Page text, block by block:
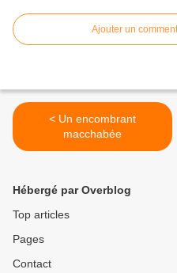
Ajouter un
< Un encombrant
macchabée
Hébergé par Overblog
Top articles
Pages
Contact